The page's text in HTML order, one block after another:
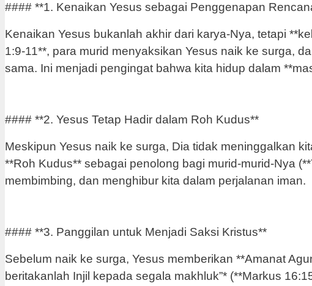
#### **1. Kenaikan Yesus sebagai Penggenapan
Kenaikan Yesus bukanlah akhir dari karya-Nya, tetapi
1:9-11**, para murid menyaksikan Yesus naik ke surga,
sama. Ini menjadi pengingat bahwa kita hidup dalam
#### **2. Yesus Tetap Hadir dalam Roh Kudus**
Meskipun Yesus naik ke surga, Dia tidak meninggalkan
**Roh Kudus** sebagai penolong bagi murid-murid-Nya
membimbing, dan menghibur kita dalam perjalanan iman.
#### **3. Panggilan untuk Menjadi Saksi Kristus**
Sebelum naik ke surga, Yesus memberikan **Amanat
beritakanlah Injil kepada segala makhluk”* (**Markus